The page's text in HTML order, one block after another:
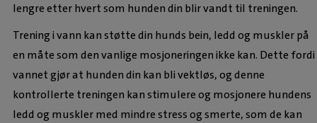
lengre etter hvert som hunden din blir vandt til treningen.
Trening i vann kan støtte din hunds bein, ledd og muskler på
en måte som den vanlige mosjoneringen ikke kan. Dette fordi
vannet gjør at hunden din kan bli vektløs, og denne
kontrollerte treningen kan stimulere og mosjonere hundens
ledd og muskler med mindre stress og smerte, som de kan